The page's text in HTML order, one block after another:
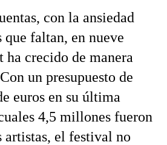
con la ansiedad
que faltan, en nueve
ha crecido de manera
un presupuesto de
euros en su última
4,5 millones fueron
artistas, el festival no